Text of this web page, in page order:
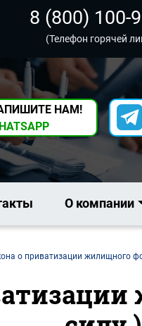
8 (800) 100-
(Телефон горячей
НАМ!
О компании
о приватизации жилищного